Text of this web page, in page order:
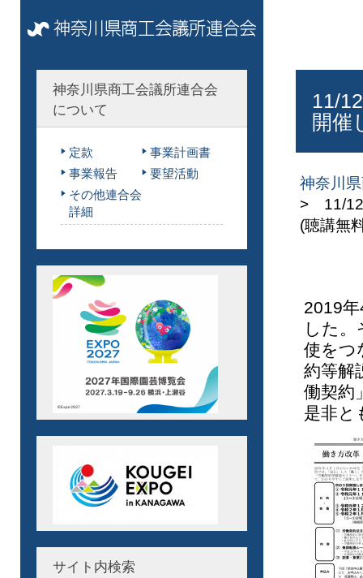
11/
開催
神奈川
> 11/
(聴講無
2019
した
使をつ
約等解
働契約
是非と
神奈川県商工会議所連合会
について
定款
事業計画書
事業報告
要望活動
その他連合会
詳細
サイト内検索